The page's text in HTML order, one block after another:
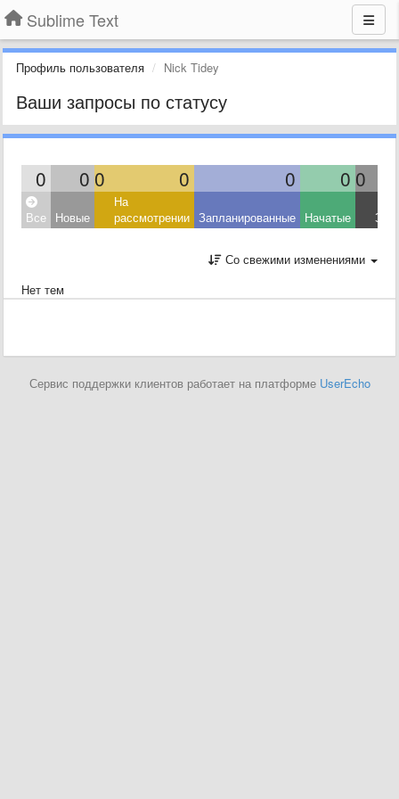
Sublime Text
Профиль пользователя Nick Tidey
Ваши запросы по статусу
0 0 0 0 0 0 0
Все Новые
На
рассмотрении Запланированные Начатые
Со свежими изменениями
Нет тем
Сервис поддержки клиентов работает на платформе UserEcho